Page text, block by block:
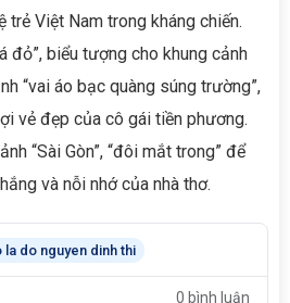
trẻ Việt Nam trong kháng chiến.
đỏ”, biểu tượng cho khung cảnh
“vai áo bạc quàng súng trường”,
vẻ đẹp của cô gái tiền phương.
“Sài Gòn”, “đôi mắt trong” để
và nỗi nhớ của nhà thơ.
la do nguyen dinh thi
0 bình luận